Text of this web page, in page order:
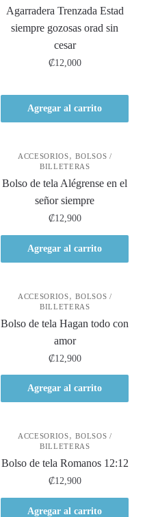
Agarradera Trenzada Estad
siempre gozosas orad sin
cesar
₡12,000
Agregar al carrito
ACCESORIOS,BOLSOS /
BILLETERAS
Bolso de tela Alégrense en el
señor siempre
₡12,900
Agregar al carrito
ACCESORIOS,BOLSOS /
BILLETERAS
Bolso de tela Hagan todo con
amor
₡12,900
Agregar al carrito
ACCESORIOS,BOLSOS /
BILLETERAS
Bolso de tela Romanos 12:12
₡12,900
Agregar al carrito